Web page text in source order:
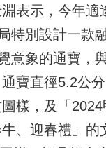
表示，今年適
特別設計一款
意象的通寶，
寶直徑5.2公
樣，及「
、迎春禮」的